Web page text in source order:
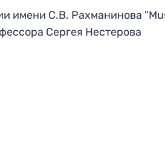
имени С.В. Рахманинова
Сергея Нестерова